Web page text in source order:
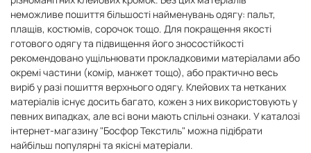
неможливе пошиття більшості найменувань одягу: пальт,
плащів, костюмів, сорочок тощо. Для покращення якості
готового одягу та підвищення його зносостійкості
рекомендовано ущільнювати прокладковими матеріалами або
окремі частини (комір, манжет тощо), або практично весь
виріб у разі пошиття верхнього одягу. Клейових та нетканих
матеріалів існує досить багато, кожен з них використовують у
певних випадках, але всі вони мають спільні ознаки. У каталозі
інтернет-магазину "Босфор Текстиль" можна підібрати
найбільш популярні та якісні матеріали.